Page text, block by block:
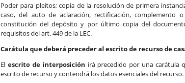
Poder para pleitos; copia de la resolución de primera
caso, del auto de aclaración, rectificación, complemento
constitución del depósito y por último copia del
requisitos del art. 449 de la LEC.
Carátula que deberá preceder al escrito de recurso de
El escrito de interposición irá precedido por una carátula
escrito de recurso y contendrá los datos esenciales del recurso.